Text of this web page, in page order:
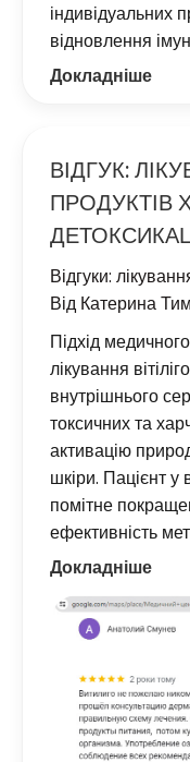
індивідуальних
відновлення
Докладніше
ВІДГУК:
ПРОДУКТІВ
Відгуки:
Від Катерина
Підхід
лікування
внутрішнього
токсичних та
активацію
шкіри. Пацієнт у
помітне
ефективність
Докладніше